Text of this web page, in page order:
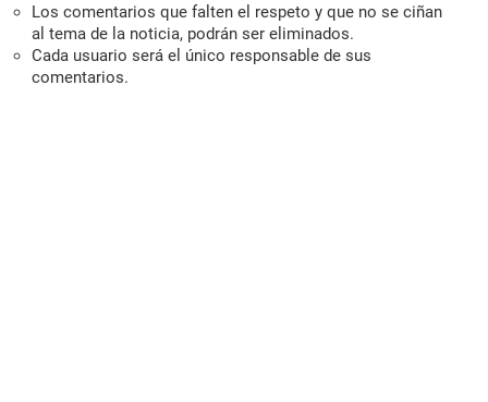
Los comentarios que falten el respeto y que no se ciñan
al tema de la noticia, podrán ser eliminados.
Cada usuario será el único responsable de sus
comentarios.